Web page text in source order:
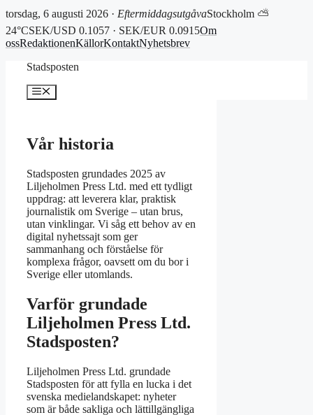
torsdag, 6 augusti 2026 · EftermiddagsutgåvaStockholm ⛅
24°CSEK/USD 0.1057 · SEK/EUR 0.0915Om
ossRedaktionenKällorKontaktNyhetsbrev
Stadsposten
Meny
Vår historia
Stadsposten grundades 2025 av
Liljeholmen Press Ltd. med ett tydligt
uppdrag: att leverera klar, praktisk
journalistik om Sverige – utan brus,
utan vinklingar. Vi såg ett behov av en
digital nyhetssajt som ger
sammanhang och förståelse för
komplexa frågor, oavsett om du bor i
Sverige eller utomlands.
Varför grundade
Liljeholmen Press Ltd.
Stadsposten?
Liljeholmen Press Ltd. grundade
Stadsposten för att fylla en lucka i det
svenska medielandskapet: nyheter
som är både sakliga och lättillgängliga